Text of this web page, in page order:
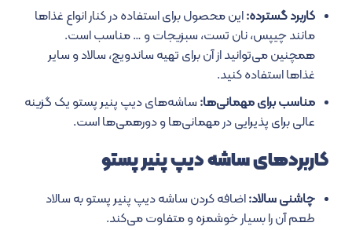
کاربرد گسترده:این محصول برای استفاده در کنار انواع غذاها
مانند چیپس، نان تست، سبزیجات و … مناسب است.
همچنین می‌توانید از آن برای تهیه ساندویچ، سالاد و سایر
غذاها استفاده کنید.
مناسب برای مهمانی‌ها: ساشه‌های دیپ پنیر پستو یک گزینه
عالی برای پذیرایی در مهمانی‌ها و دورهمی‌ها است.
کاربردهای ساشه دیپ پنیر پستو
چاشنی سالاد:اضافه کردن ساشه دیپ پنیر پستو به سالاد
طعم آن را بسیار خوشمزه و متفاوت می‌کند.